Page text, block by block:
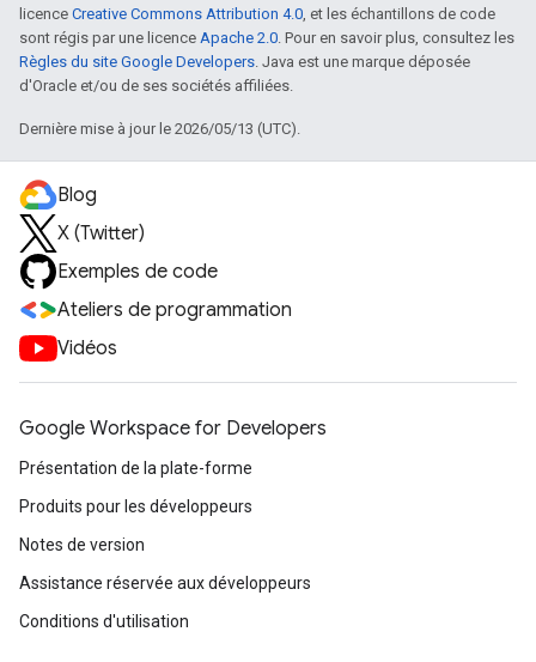
licence Creative Commons Attribution 4.0, et les échantillons de code
sont régis par une licence Apache 2.0. Pour en savoir plus, consultez les
Règles du site Google Developers. Java est une marque déposée
d'Oracle et/ou de ses sociétés affiliées.
Dernière mise à jour le 2026/05/13 (UTC).
Blog
X (Twitter)
Exemples de code
Ateliers de programmation
Vidéos
Google Workspace for Developers
Présentation de la plate-forme
Produits pour les développeurs
Notes de version
Assistance réservée aux développeurs
Conditions d'utilisation